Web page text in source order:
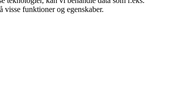
funktioner og egenskaber.